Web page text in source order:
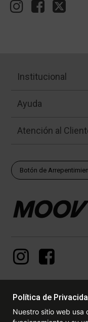
Institucional
Ayuda
Atención al
Botón de
DERECHOS
Política de
Nuestro sitio web usa